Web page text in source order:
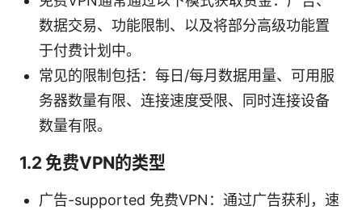
数据交易、功能限制、以及将部分高级功能置
于付费计划中。
常见的限制包括：每日/每月数据用量、可用服
务器数量有限、连接速度受限、同时连接设备
数量有限。
1.2 免费VPN的类型
广告-supported 免费VPN：通过广告获利，速